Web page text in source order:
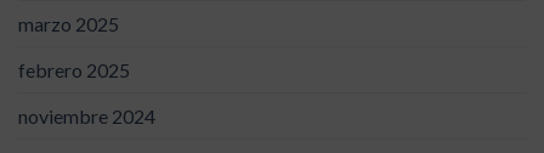
marzo 2025
febrero 2025
noviembre 2024